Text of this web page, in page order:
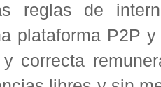
reglas de
plataforma P2P
correcta